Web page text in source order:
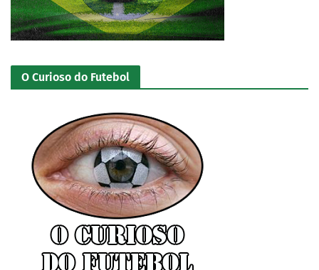
O Curioso do Futebol